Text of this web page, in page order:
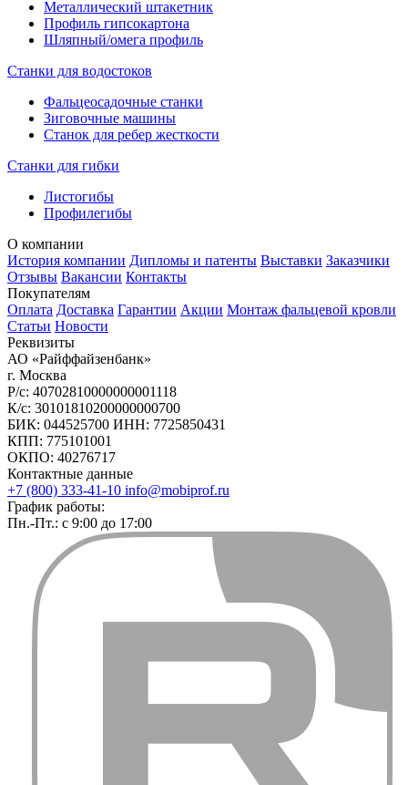
Металлический штакетник
Профиль гипсокартона
Шляпный/омега профиль
Станки для водостоков
Фальцеосадочные станки
Зиговочные машины
Станок для ребер жесткости
Станки для гибки
Листогибы
Профилегибы
О компании
История компании Дипломы и патенты Выставки Заказчики
Отзывы Вакансии Контакты
Покупателям
Оплата Доставка Гарантии Акции Монтаж фальцевой кровли
Статьи Новости
Реквизиты
АО «Райффайзенбанк»
г. Москва
Р/с: 40702810000000001118
К/с: 30101810200000000700
БИК: 044525700 ИНН: 7725850431
КПП: 775101001
ОКПО: 40276717
Контактные данные
+7 (800) 333-41-10 info@mobiprof.ru
График работы:
Пн.-Пт.: с 9:00 до 17:00